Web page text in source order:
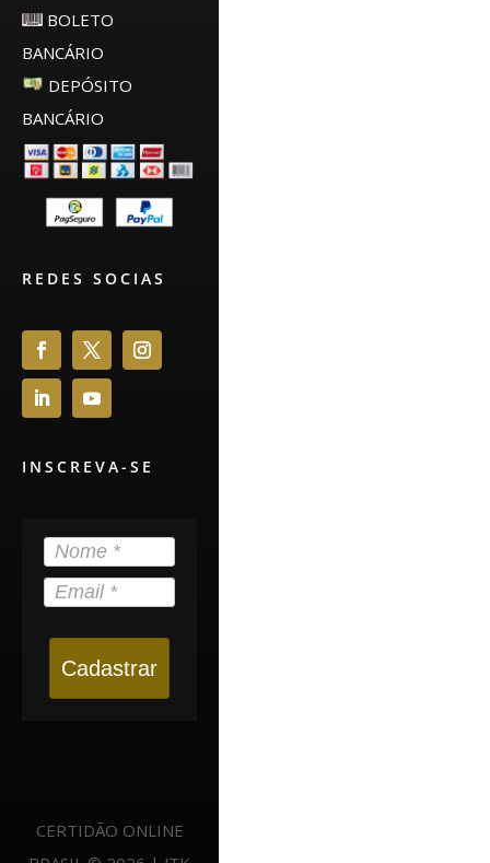
BOLETO
BANCÁRIO
DEPÓSITO
BANCÁRIO
REDES SOCIAS
INSCREVA-SE
Cadastrar
CERTIDÃO ONLINE